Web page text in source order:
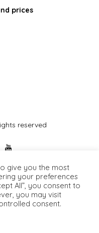
prices
reserved
give you the most
your preferences
All”, you consent to
you may visit
consent.